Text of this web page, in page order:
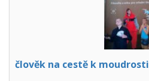
člověk na cestě k moudrosti